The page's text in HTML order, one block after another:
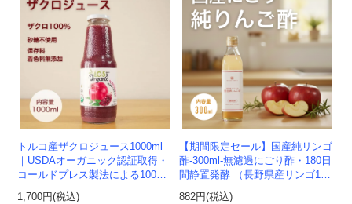
トルコ産ザクロジュース1000ml
｜USDAオーガニック認証取得・
コールドプレス製法による100%
ザクロジュース
1,700円(税込)
【期間限定セール】国産純リンゴ
酢-300ml-無濾過にごり酢・180日
間静置発酵 （長野県産リンゴ10
0%）-かわしま屋-
882円(税込)